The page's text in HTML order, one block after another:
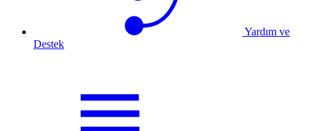
Yardım ve
Destek